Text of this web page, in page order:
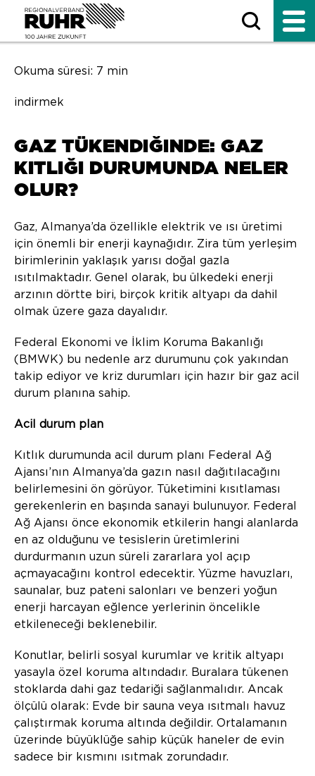
Okuma süresi: 7 min
indirmek
GAZ TÜKENDIĞINDE: GAZ
KITLIĞI DURUMUNDA NELER
OLUR?
Gaz, Almanya’da özellikle elektrik ve ısı üretimi
için önemli bir enerji kaynağıdır. Zira tüm yerleşim
birimlerinin yaklaşık yarısı doğal gazla
ısıtılmaktadır. Genel olarak, bu ülkedeki enerji
arzının dörtte biri, birçok kritik altyapı da dahil
olmak üzere gaza dayalıdır.
Federal Ekonomi ve İklim Koruma Bakanlığı
(BMWK) bu nedenle arz durumunu çok yakından
takip ediyor ve kriz durumları için hazır bir gaz acil
durum planına sahip.
Acil durum plan
Kıtlık durumunda acil durum planı Federal Ağ
Ajansı’nın Almanya’da gazın nasıl dağıtılacağını
belirlemesini ön görüyor. Tüketimini kısıtlaması
gerekenlerin en başında sanayi bulunuyor. Federal
Ağ Ajansı önce ekonomik etkilerin hangi alanlarda
en az olduğunu ve tesislerin üretimlerini
durdurmanın uzun süreli zararlara yol açıp
açmayacağını kontrol edecektir. Yüzme havuzları,
saunalar, buz pateni salonları ve benzeri yoğun
enerji harcayan eğlence yerlerinin öncelikle
etkileneceği beklenebilir.
Konutlar, belirli sosyal kurumlar ve kritik altyapı
yasayla özel koruma altındadır. Buralara tükenen
stoklarda dahi gaz tedariği sağlanmalıdır. Ancak
ölçülü olarak: Evde bir sauna veya ısıtmalı havuz
çalıştırmak koruma altında değildir. Ortalamanın
üzerinde büyüklüğe sahip küçük haneler de evin
sadece bir kısmını ısıtmak zorundadır.